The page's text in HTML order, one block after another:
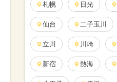
札幌 日光
仙台 二子玉川
立川 川崎
新宿 熱海